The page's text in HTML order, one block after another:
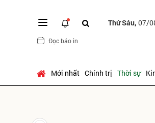
Thứ Sáu, 07/
Đọc báo in
Mới nhất Chính trị Thời sự